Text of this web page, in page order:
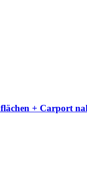
+ Carport